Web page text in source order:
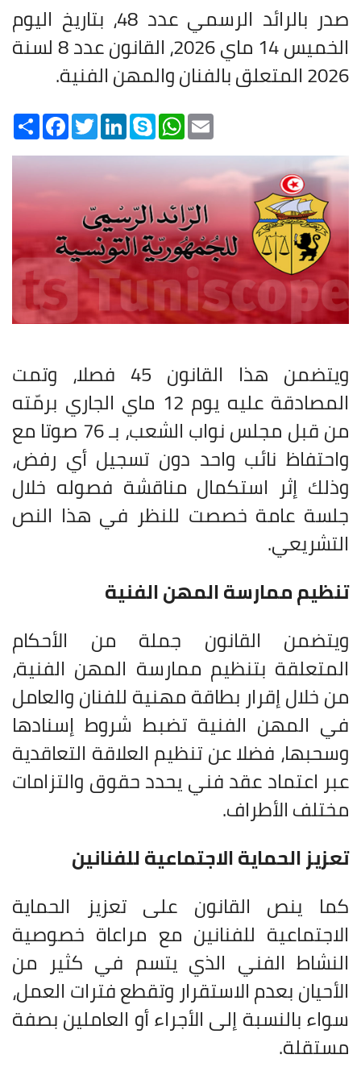
صدر بالرائد الرسمي عدد 48، بتاريخ اليوم
الخميس 14 ماي 2026، القانون عدد 8 لسنة
2026 المتعلق بالفنان والمهن الفنية.
Share
FacebookTwitterLinkedInSkype
WhatsAppEmail
ويتضمن هذا القانون 45 فصلا، وتمت
المصادقة عليه يوم 12 ماي الجاري برمّته
من قبل مجلس نواب الشعب، بـ 76 صوتا مع
واحتفاظ نائب واحد دون تسجيل أي رفض،
وذلك إثر استكمال مناقشة فصوله خلال
جلسة عامة خصصت للنظر في هذا النص
التشريعي.
تنظيم ممارسة المهن الفنية
ويتضمن القانون جملة من الأحكام
المتعلقة بتنظيم ممارسة المهن الفنية،
من خلال إقرار بطاقة مهنية للفنان والعامل
في المهن الفنية تضبط شروط إسنادها
وسحبها، فضلا عن تنظيم العلاقة التعاقدية
عبر اعتماد عقد فني يحدد حقوق والتزامات
مختلف الأطراف.
تعزيز الحماية الاجتماعية للفنانين
كما ينص القانون على تعزيز الحماية
الاجتماعية للفنانين مع مراعاة خصوصية
النشاط الفني الذي يتسم في كثير من
الأحيان بعدم الاستقرار وتقطع فترات العمل،
سواء بالنسبة إلى الأجراء أو العاملين بصفة
مستقلة.